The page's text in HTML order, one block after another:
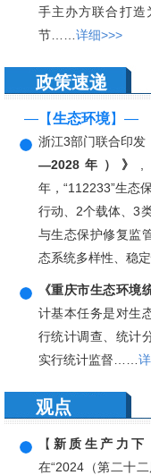
手主办方联合打造
节…… 详细>>>
政策速递
—【生态环境】—
浙江3部门联合印发
—2028年）》
年，“112233”生态
行动、2个载体、3
与生态保护修复监
态系统多样性、稳
《重庆市生态环境
计基本任务是对生
行统计调查、统计
实行统计监督……
观点
【 新质生产力
在“2024（第二十